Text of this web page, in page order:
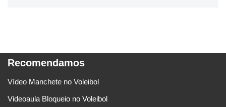
Recomendamos
Vídeo Manchete no Voleibol
Videoaula Bloqueio no Voleibol